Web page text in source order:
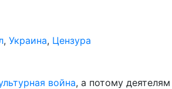
, Украина, Цензура
война, а потому